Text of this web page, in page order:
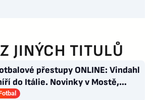
JINÝCH TITULŮ
přestupy ONLINE: Vindahl
do Itálie. Novinky v Mostě,
pro PSG